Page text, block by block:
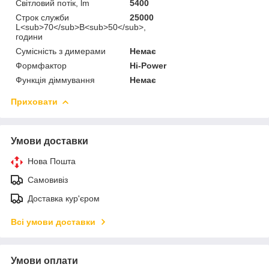
Світловий потік, lm
5400
Строк служби
L<sub>70</sub>B<sub>50</sub>,
години
25000
Сумісність з димерами
Немає
Формфактор
Hi-Power
Функція діммування
Немає
Приховати
Умови доставки
Нова Пошта
Самовивіз
Доставка кур'єром
Всі умови доставки
Умови оплати